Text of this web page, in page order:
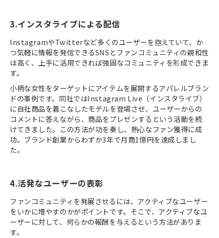
3.インスタライブによる配信
InstagramやTwitterなど多くのユーザーを抱えていて、か
つ気軽に情報を発信できるSNSとファンコミュニティの親和性
は高く、上手に活用できれば強固なコミュニティを形成できま
す。
小柄な女性をターゲットにアイテムを展開するアパレルブラン
ドの事例です。同社ではInstagram Live（インスタライブ）
に自社商品を着こなしたモデルを登場させ、ユーザーからの
コメントに答えながら、商品をプレゼンするという活動を続
けてきました。この方法が功を奏し、熱心なファン獲得に成
功。ブランド創業からわずか3年で月商1億円を達成しまし
た。
4.活発なユーザーの表彰
ファンコミュニティを発展させるには、アクティブなユーザー
をいかに増やすのかがポイントです。そこで、アクティブなユ
ーザーに対して、何らかの報酬を与えるという方法がありま
す。